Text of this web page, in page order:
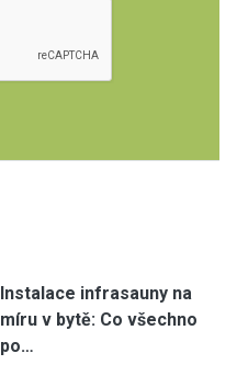
Instalace infrasauny na
míru v bytě: Co všechno
po…